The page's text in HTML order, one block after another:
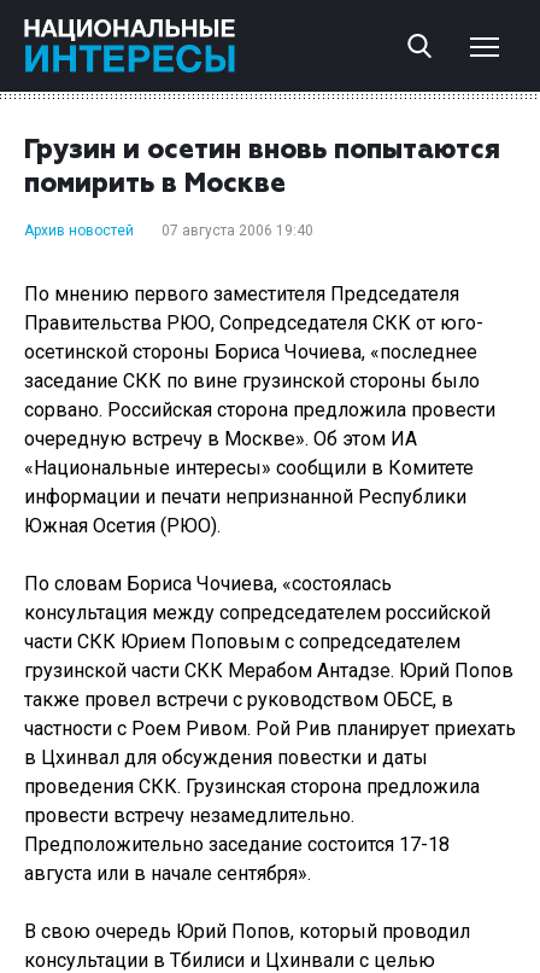
Грузин и осетин вновь попытаются
помирить в Москве
Архив новостей 07 августа 2006 19:40
По мнению первого заместителя Председателя
Правительства РЮО, Сопредседателя СКК от юго-
осетинской стороны Бориса Чочиева, «последнее
заседание СКК по вине грузинской стороны было
сорвано. Российская сторона предложила провести
очередную встречу в Москве». Об этом ИА
«Национальные интересы» сообщили в Комитете
информации и печати непризнанной Республики
Южная Осетия (РЮО).
По словам Бориса Чочиева, «состоялась
консультация между сопредседателем российской
части СКК Юрием Поповым с сопредседателем
грузинской части СКК Мерабом Антадзе. Юрий Попов
также провел встречи с руководством ОБСЕ, в
частности с Роем Ривом. Рой Рив планирует приехать
в Цхинвал для обсуждения повестки и даты
проведения СКК. Грузинская сторона предложила
провести встречу незамедлительно.
Предположительно заседание состоится 17-18
августа или в начале сентября».
В свою очередь Юрий Попов, который проводил
консультации в Тбилиси и Цхинвали с целью